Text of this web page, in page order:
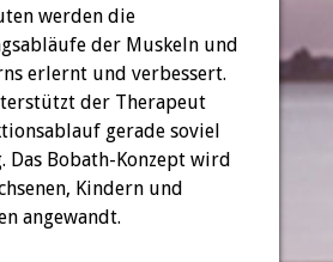
werden die
der Muskeln und
erlernt und verbessert.
der Therapeut
gerade soviel
Das Bobath-Konzept wird
Kindern und
angewandt.